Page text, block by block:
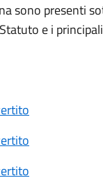
sono presenti
e i